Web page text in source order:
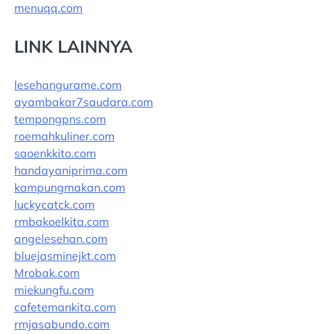
menuqq.com
LINK LAINNYA
lesehangurame.com
ayambakar7saudara.com
tempongpns.com
roemahkuliner.com
saoenkkito.com
handayaniprima.com
kampungmakan.com
luckycatck.com
rmbakoelkita.com
angelesehan.com
bluejasminejkt.com
Mrobak.com
miekungfu.com
cafetemankita.com
rmjasabundo.com